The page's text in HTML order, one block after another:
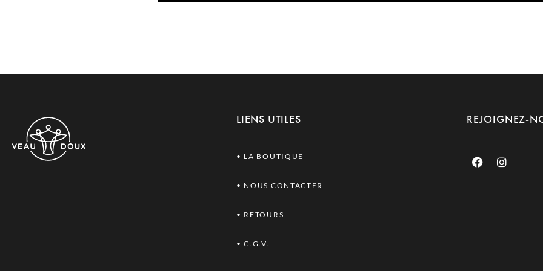
LIENS UTILES
• LA BOUTIQUE
• NOUS CONTACTER
• RETOURS
•C.G.V.
REJOIGNEZ-